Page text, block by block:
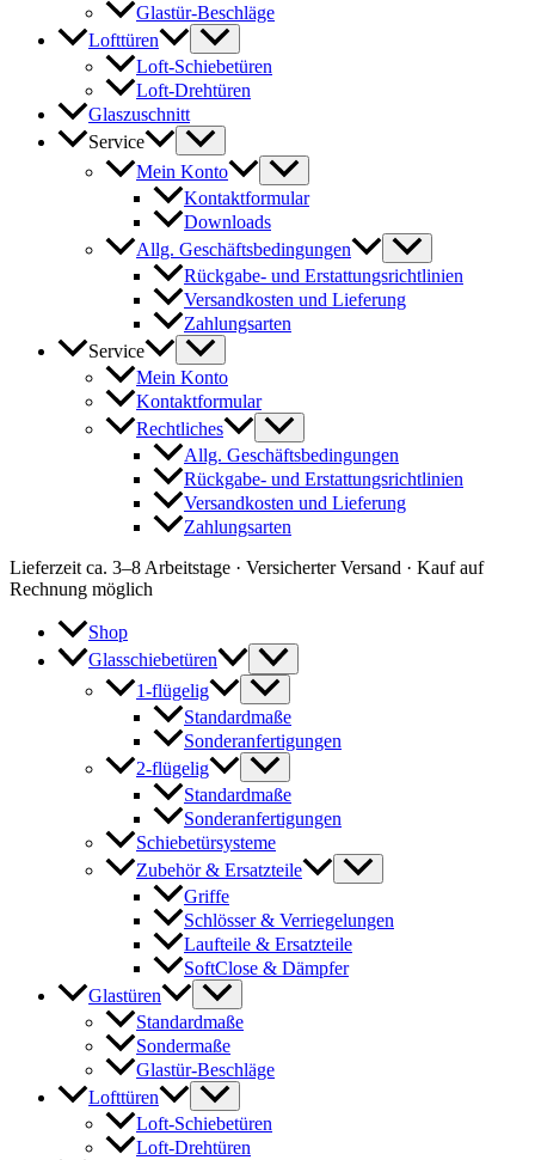
Glastür-Beschläge
Lofttüren
Loft-Schiebetüren
Loft-Drehtüren
Glaszuschnitt
Service
Mein Konto
Kontaktformular
Downloads
Allg. Geschäftsbedingungen
Rückgabe- und Erstattungsrichtlinien
Versandkosten und Lieferung
Zahlungsarten
Service
Mein Konto
Kontaktformular
Rechtliches
Allg. Geschäftsbedingungen
Rückgabe- und Erstattungsrichtlinien
Versandkosten und Lieferung
Zahlungsarten
Lieferzeit ca. 3–8 Arbeitstage · Versicherter Versand · Kauf auf
Rechnung möglich
Shop
Glasschiebetüren
1-flügelig
Standardmaße
Sonderanfertigungen
2-flügelig
Standardmaße
Sonderanfertigungen
Schiebetürsysteme
Zubehör & Ersatzteile
Griffe
Schlösser & Verriegelungen
Laufteile & Ersatzteile
SoftClose & Dämpfer
Glastüren
Standardmaße
Sondermaße
Glastür-Beschläge
Lofttüren
Loft-Schiebetüren
Loft-Drehtüren